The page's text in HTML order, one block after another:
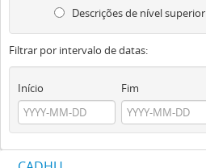
Descrições de nível superior
Filtrar por intervalo de datas:
Início Fim